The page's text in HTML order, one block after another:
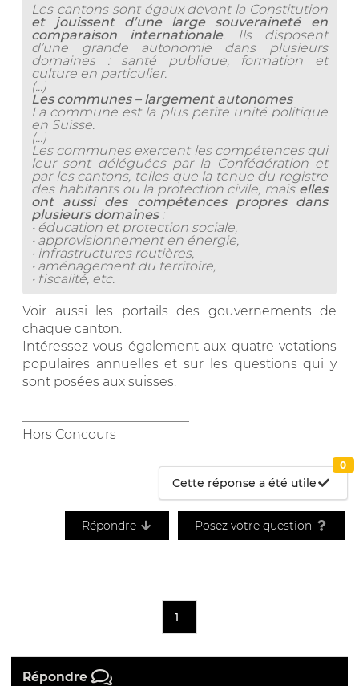
Les cantons sont égaux devant la Constitution
et jouissent d’une large souveraineté en
comparaison internationale. Ils disposent
d’une grande autonomie dans plusieurs
domaines : santé publique, formation et
culture en particulier.
(...)
Les communes – largement autonomes
La commune est la plus petite unité politique
en Suisse.
(...)
Les communes exercent les compétences qui
leur sont déléguées par la Confédération et
par les cantons, telles que la tenue du registre
des habitants ou la protection civile, mais elles
ont aussi des compétences propres dans
plusieurs domaines:
• éducation et protection sociale,
• approvisionnement en énergie,
• infrastructures routières,
• aménagement du territoire,
• fiscalité, etc.
Voir aussi les portails des gouvernements de
chaque canton.
Intéressez-vous également aux quatre votations
populaires annuelles et sur les questions qui y
sont posées aux suisses.
Hors Concours
Cette réponse a été utile
0
Répondre Posez votre question
1
Répondre